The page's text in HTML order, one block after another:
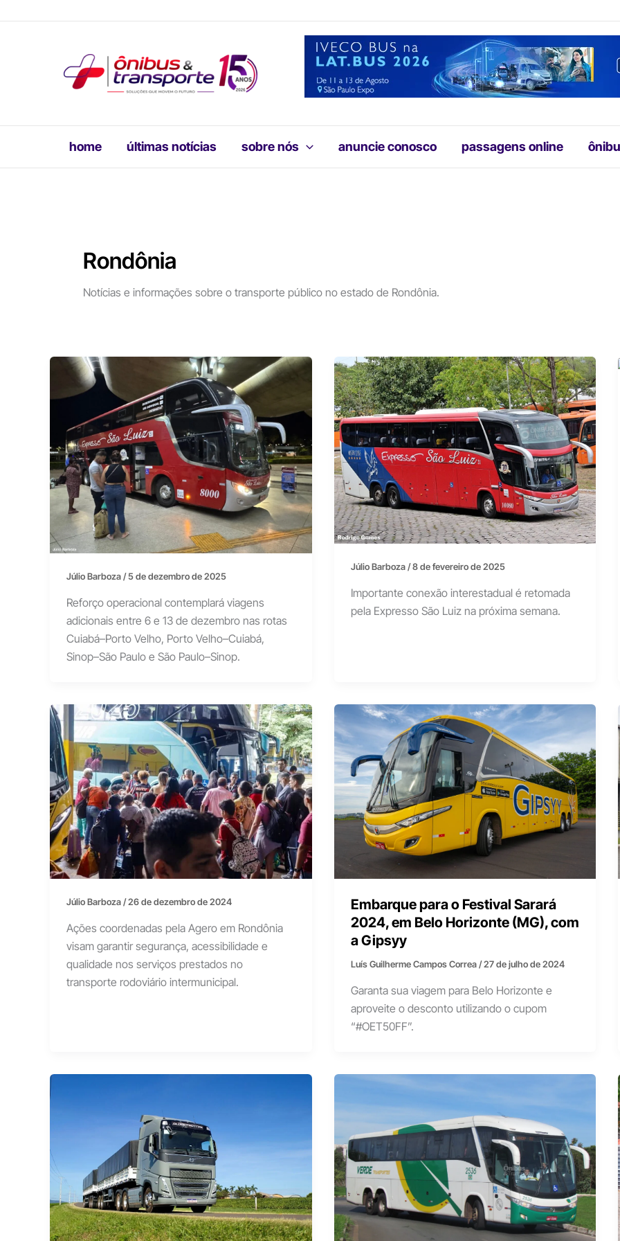
home últimas notícias sobre nós anuncie conosco passagens online
Rondônia
Notícias e informações sobre o transporte público no estado de Rondônia.
Júlio Barboza/5 de dezembro de 2025
Reforço operacional contemplará viagens
adicionais entre 6 e 13 de dezembro nas rotas
Cuiabá–Porto Velho, Porto Velho–Cuiabá,
Sinop–São Paulo e São Paulo–Sinop.
Júlio Barboza/8 de fevereiro de 2025
Importante conexão interestadual é retomada
pela Expresso São Luiz na próxima semana.
Júlio Barboza/26 de dezembro de 2024
Ações coordenadas pela Agero em Rondônia
visam garantir segurança, acessibilidade e
qualidade nos serviços prestados no
transporte rodoviário intermunicipal.
Embarque para o Festival Sarará
2024, em Belo Horizonte (MG), com
a Gipsyy
Luís Guilherme Campos Correa/27 de julho de 2024
Garanta sua viagem para Belo Horizonte e
aproveite o desconto utilizando o cupom
“#OET50FF”.